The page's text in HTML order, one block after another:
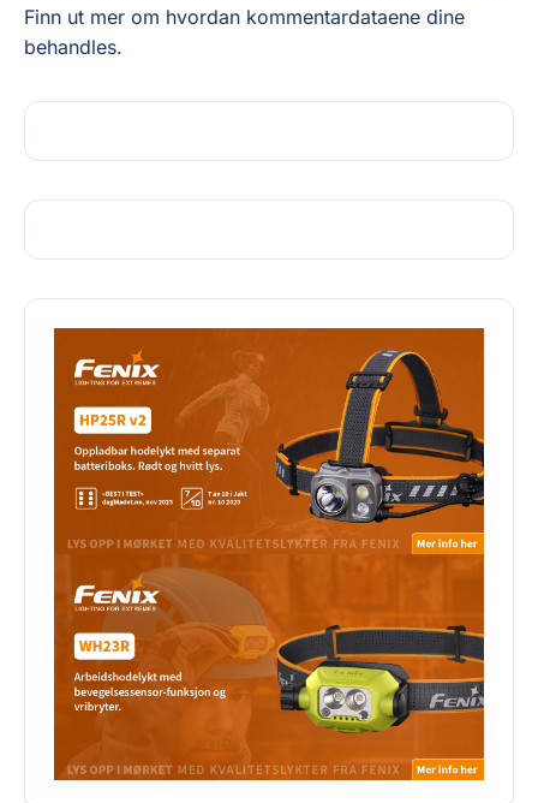
Finn ut mer om hvordan kommentardataene dine
behandles.